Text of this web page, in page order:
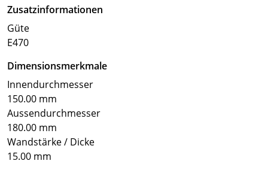
Zusatzinformationen
Güte
E470
Dimensionsmerkmale
Innendurchmesser
150.00 mm
Aussendurchmesser
180.00 mm
Wandstärke / Dicke
15.00 mm